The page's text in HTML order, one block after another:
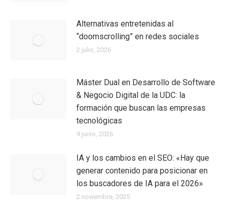
Alternativas entretenidas al
“doomscrolling” en redes sociales
2 julio, 2026
Máster Dual en Desarrollo de Software
& Negocio Digital de la UDC: la
formación que buscan las empresas
tecnológicas
9 junio, 2026
IA y los cambios en el SEO: «Hay que
generar contenido para posicionar en
los buscadores de IA para el 2026»
2 noviembre, 2025